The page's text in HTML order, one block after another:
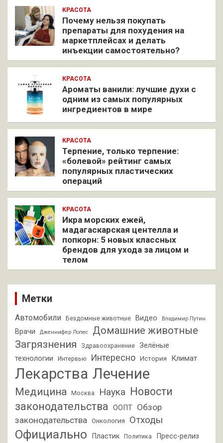
КРАСОТА
Почему нельзя покупать
препараты для похудения на
маркетплейсах и делать
инъекции самостоятельно?
КРАСОТА
Ароматы ванили: лучшие духи с
одним из самых популярных
ингредиентов в мире
КРАСОТА
Терпение, только терпение:
«болевой» рейтинг самых
популярных пластических
операций
КРАСОТА
Икра морских ежей,
мадагаскарская центелла и
попкорн: 5 новых классных
брендов для ухода за лицом и
телом
Метки
Автомобили Бездомные животные Видео Владимир Путин
Врачи Дженнифер Лопес
Домашние животные
Загрязнения
Здравоохранение
Зелёные
технологии
Интервью Интересно История Климат
Лекарства Лечение
Медицина Москва Наука Новости
законодательства
ООПТ Обзор
законодательства
Онкология Отходы
Официально Пластик Политика Пресс-релиз